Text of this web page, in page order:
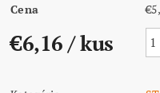
Cena
€6,16/ kus